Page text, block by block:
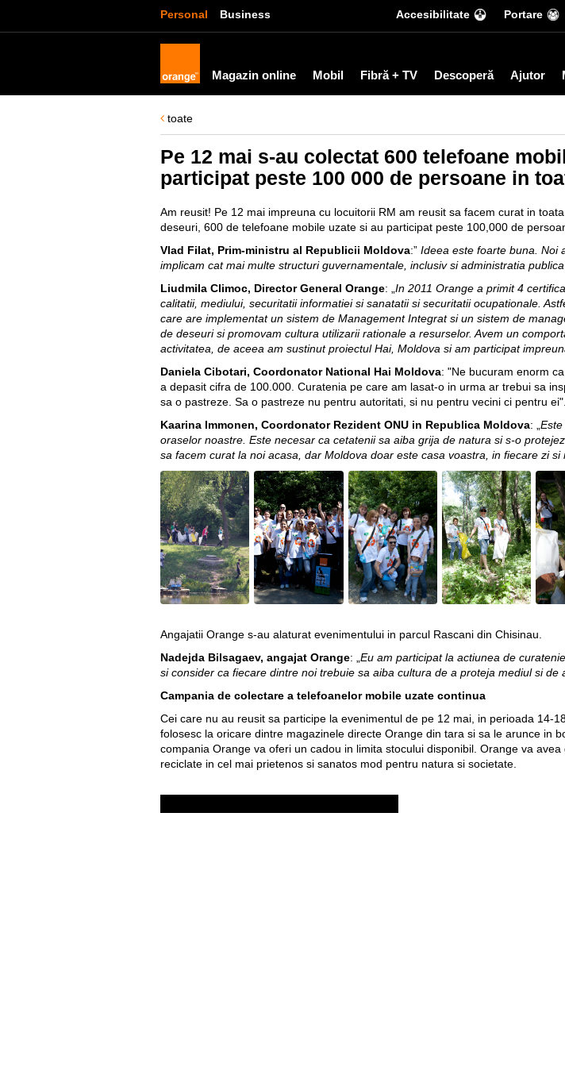
Personal Business Accesibilitate Portare
Magazin online Mobil Fibră + TV Descoperă Ajutor
toate
Pe 12 mai s-au colectat 600 telefoane
participat peste 100 000 de persoane in
Am reusit! Pe 12 mai impreuna cu locuitorii RM am reusit sa facem curat in
deseuri, 600 de telefoane mobile uzate si au participat peste 100,000 de
Vlad Filat, Prim-ministru al Republicii Moldova:” Ideea este foarte buna. Noi
implicam cat mai multe structuri guvernamentale, inclusiv si administratia
Liudmila Climoc, Director General Orange: „ In 2011 Orange a primit 4
calitatii, mediului, securitatii informatiei si sanatatii si securitatii ocupationale.
care are implementat un sistem de Management Integrat si un sistem de
de deseuri si promovam cultura utilizarii rationale a resurselor. Avem un
activitatea, de aceea am sustinut proiectul Hai, Moldova si am participat
Daniela Cibotari, Coordonator National Hai Moldova: "Ne bucuram enorm
a depasit cifra de 100.000. Curatenia pe care am lasat-o in urma ar trebui sa
sa o pastreze. Sa o pastreze nu pentru autoritati, si nu pentru vecini ci pentru ei".
Kaarina Immonen, Coordonator Rezident ONU in Republica Moldova: „
oraselor noastre. Este necesar ca cetatenii sa aiba grija de natura si s-o
sa facem curat la noi acasa, dar Moldova doar este casa voastra, in fiecare zi si
Angajatii Orange s-au alaturat evenimentului in parcul Rascani din Chisinau.
Nadejda Bilsagaev, angajat Orange: „Eu am participat la actiunea de
si consider ca fiecare dintre noi trebuie sa aiba cultura de a proteja mediul si
Campania de colectare a telefoanelor mobile uzate continua
Cei care nu au reusit sa participe la evenimentul de pe 12 mai, in perioada 14-
folosesc la oricare dintre magazinele directe Orange din tara si sa le arunce in
compania Orange va oferi un cadou in limita stocului disponibil. Orange va
reciclate in cel mai prietenos si sanatos mod pentru natura si societate.